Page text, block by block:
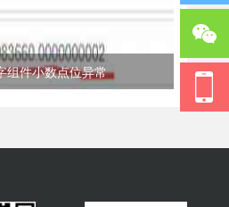
组件小数点位异常